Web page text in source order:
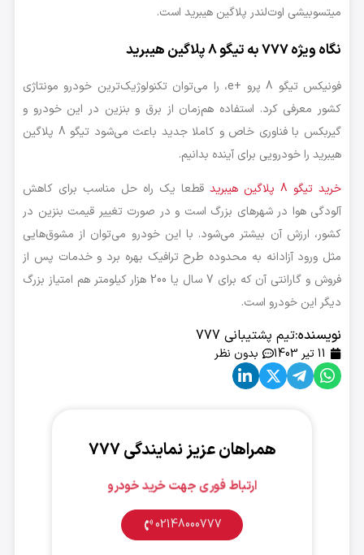
میتسوبیشی اوت‌لندر پلاگین هیبرید است.
نگاه ویژه 777 به تیگو 8 پلاگین هیبرید
فونیکس تیگو 8 پرو +e، را می‌توان تکنولوژیک‌ترین خودرو مونتاژی
کشور معرفی کرد. استفاده هم‌زمان از برق و بنزین در این خودرو و
گیربکس با فناوری خاص و کاملا جدید باعث می‌شود تیگو 8 پلاگین
هیبرید را خودرویی برای آینده بدانیم.
خرید تیگو 8 پلاگین هیبرید
قطعا یک راه حل مناسب برای کاهش
آلودگی هوا در شهرهای بزرگ است و در صورت تغییر قیمت بنزین در
کشور، ارزش آن بیشتر می‌شود. با این خودرو می‌توان از مشوق‌هایی
مثل ورود آزادانه به محدوده طرح ترافیک بهره برد و خدمات پس از
فروش و گارانتی آن که برای 7 سال یا 200 هزار کیلومتر هم امتیاز بزرگ
دیگر این خودرو است.
نویسنده:تیم پشتیبانی 777
11 تیر 1403 بدون نظر
همراهان عزیز نمایندگی ۷۷۷
ارتباط فوری جهت خرید خودرو
02148000777